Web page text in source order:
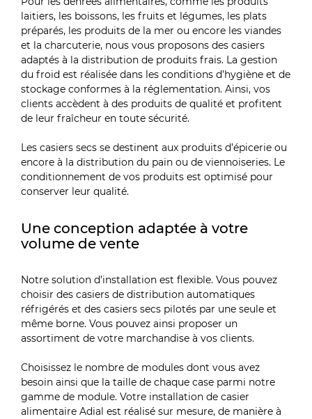
laitiers, les boissons, les fruits et légumes, les plats
préparés, les produits de la mer ou encore les viandes
et la charcuterie, nous vous proposons des casiers
adaptés à la distribution de produits frais. La gestion
du froid est réalisée dans les conditions d’hygiène et de
stockage conformes à la réglementation. Ainsi, vos
clients accèdent à des produits de qualité et profitent
de leur fraîcheur en toute sécurité.
Les casiers secs se destinent aux produits d’épicerie ou
encore à la distribution du pain ou de viennoiseries. Le
conditionnement de vos produits est optimisé pour
conserver leur qualité.
Une conception adaptée à votre
volume de vente
Notre solution d’installation est flexible. Vous pouvez
choisir des casiers de distribution automatiques
réfrigérés et des casiers secs pilotés par une seule et
même borne. Vous pouvez ainsi proposer un
assortiment de votre marchandise à vos clients.
Choisissez le nombre de modules dont vous avez
besoin ainsi que la taille de chaque case parmi notre
gamme de module. Votre installation de casier
alimentaire Adial est réalisé sur mesure, de manière à